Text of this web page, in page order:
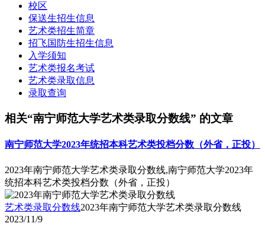
校区
保送生招生信息
艺术类招生简章
招飞国防生招生信息
入学须知
艺术类报名考试
艺术类录取信息
录取查询
相关“南宁师范大学艺术类录取分数线” 的文章
南宁师范大学2023年统招本科艺术类投档分数（外省，正投）
2023年南宁师范大学艺术类录取分数线,南宁师范大学2023年
统招本科艺术类投档分数（外省，正投）
艺术类录取分数线2023年南宁师范大学艺术类录取分数线
2023/11/9